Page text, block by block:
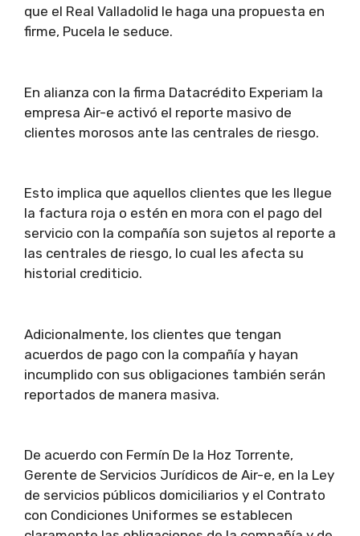
que el Real Valladolid le haga una propuesta en
firme, Pucela le seduce.
En alianza con la firma Datacrédito Experiam la
empresa Air-e activó el reporte masivo de
clientes morosos ante las centrales de riesgo.
Esto implica que aquellos clientes que les llegue
la factura roja o estén en mora con el pago del
servicio con la compañía son sujetos al reporte a
las centrales de riesgo, lo cual les afecta su
historial crediticio.
Adicionalmente, los clientes que tengan
acuerdos de pago con la compañía y hayan
incumplido con sus obligaciones también serán
reportados de manera masiva.
De acuerdo con Fermín De la Hoz Torrente,
Gerente de Servicios Jurídicos de Air-e, en la Ley
de servicios públicos domiciliarios y el Contrato
con Condiciones Uniformes se establecen